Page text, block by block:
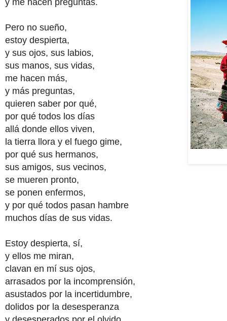
Pero no sueño,
estoy despierta,
y sus ojos, sus labios,
sus manos, sus vidas,
me hacen más,
y más preguntas,
quieren saber por qué,
por qué todos los días
allá donde ellos viven,
la tierra llora y el fuego gime,
por qué sus hermanos,
sus amigos, sus vecinos,
se mueren pronto,
se ponen enfermos,
y por qué todos pasan hambre
muchos días de sus vidas.
Estoy despierta, sí,
y ellos me miran,
clavan en mí sus ojos,
arrasados por la incomprensión,
asustados por la incertidumbre,
dolidos por la desesperanza